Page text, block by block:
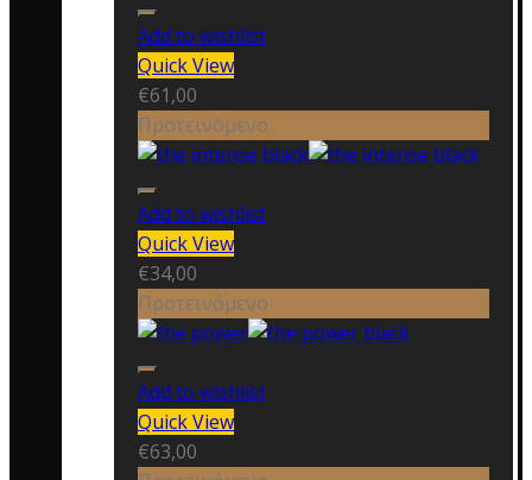
Add to wishlist
Quick View
€61,00
Προτεινόμενο
Add to wishlist
Quick View
€34,00
Προτεινόμενο
Add to wishlist
Quick View
€63,00